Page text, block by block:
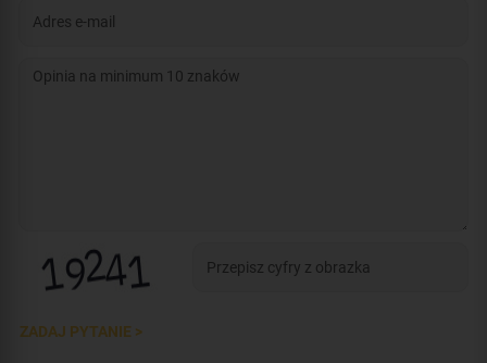
ZADAJ PYTANIE >